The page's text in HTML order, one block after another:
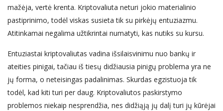
mažėja, vertė krenta. Kriptovaliuta neturi jokio materialinio
pastiprinimo, todėl viskas susieta tik su pirkėjų entuziazmu.
Atitinkamai negalima užtikrintai numatyti, kas nutiks su kursu.
Entuziastai kriptovaliutas vadina išsilaisvinimu nuo bankų ir
ateities pinigai, tačiau iš tiesų didžiausia pinigų problema yra ne
jų forma, o neteisingas padalinimas. Skurdas egzistuoja tik
todėl, kad kiti turi per daug. Kriptovaliutos paskirstymo
problemos niekaip nesprendžia, nes didžiąją jų dalį turi jų kūrėjai